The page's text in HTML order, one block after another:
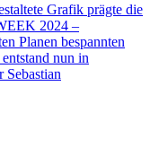
Grafik prägte die
2024 –
Planen bespannten
nun in
Sebastian